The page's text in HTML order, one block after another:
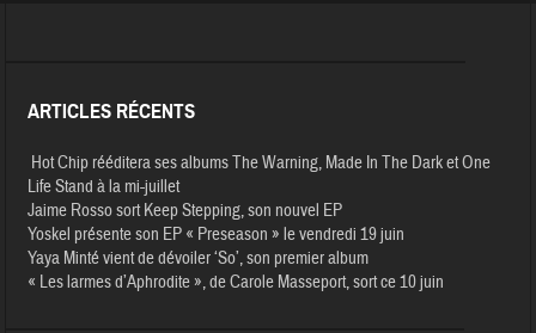
ARTICLES RÉCENTS
Hot Chip rééditera ses albums The Warning, Made In The Dark et One
Life Stand à la mi-juillet
Jaime Rosso sort Keep Stepping, son nouvel EP
Yoskel présente son EP « Preseason » le vendredi 19 juin
Yaya Minté vient de dévoiler ‘So’, son premier album
« Les larmes d’Aphrodite », de Carole Masseport, sort ce 10 juin